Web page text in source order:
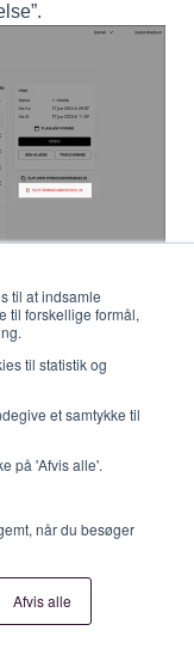
til at indsamle
til forskellige formål,
til statistik og
et samtykke til
på 'Afvis alle'.
når du besøger
Afvis alle
dere se på
har og
Statusene
og kan
under
i produktet